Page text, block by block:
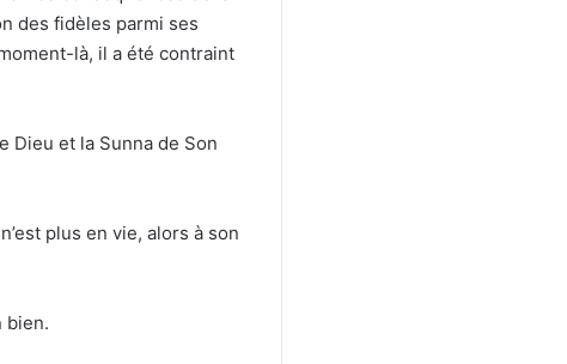
des fidèles parmi ses
là, il a été contraint
Dieu et la Sunna de Son
plus en vie, alors à son
bien.